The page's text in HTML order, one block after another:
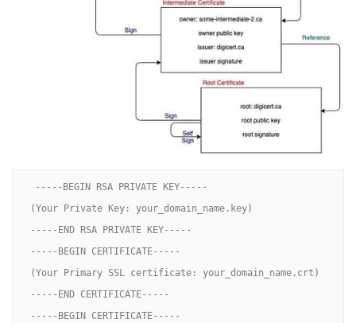
-
(Your Private Key: your_domain_name.key)
-
-
(Your Primary SSL certificate: your_domain_name.crt)
-
-